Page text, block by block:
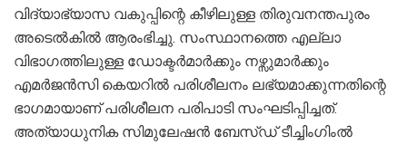
വിദ്യാഭ്യാസ വകുപ്പിന്റെ കീഴിലുള്ള തിരുവനന്തപുരം
അടെൽകിൽ ആരംഭിച്ചു. സംസ്ഥാനത്തെ എല്ലാ
വിഭാഗത്തിലുള്ള ഡോക്ടർമാർക്കും നഴ്സുമാർക്കും
എമർജൻസി കെയറിൽ പരിശീലനം ലഭ്യമാക്കുന്നതിന്റെ
ഭാഗമായാണ് പരിശീലന പരിപാടി സംഘടിപ്പിച്ചത്.
അത്യാധുനിക സിമുലേഷൻ ബേസ്ഡ് ടീച്ചിംഗിംൽ